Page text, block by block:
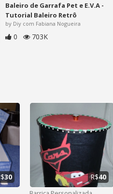
Baleiro de Garrafa Pet e E.V.A -
Tutorial Baleiro Retrô
by Diy com Fabiana Nogueira
0 703K
$30 R$40